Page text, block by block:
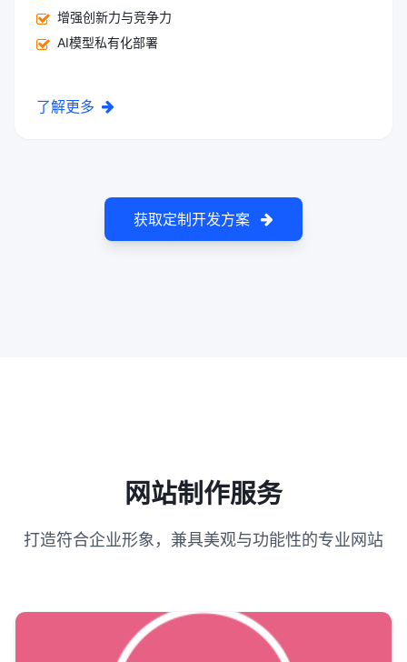
增强创新力与竞争力
AI模型私有化部署
了解更多
获取定制开发方案
网站制作服务
打造符合企业形象，兼具美观与功能性的专业网站